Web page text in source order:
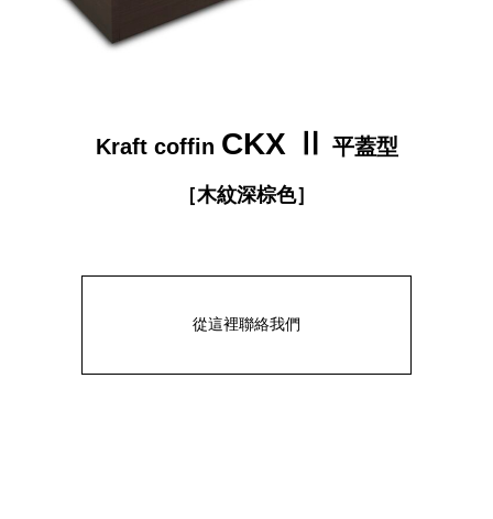
Kraft coffin CKX Ⅱ 平蓋型
［木紋深棕色］
從這裡聯絡我們